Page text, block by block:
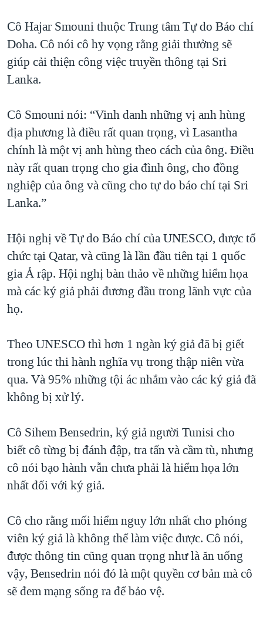
Cô Hajar Smouni thuộc Trung tâm Tự do Báo chí
Doha. Cô nói cô hy vọng rằng giải thưởng sẽ
giúp cải thiện công việc truyền thông tại Sri
Lanka.
Cô Smouni nói: “Vinh danh những vị anh hùng
địa phương là điều rất quan trọng, vì Lasantha
chính là một vị anh hùng theo cách của ông. Điều
này rất quan trọng cho gia đình ông, cho đồng
nghiệp của ông và cũng cho tự do báo chí tại Sri
Lanka.”
Hội nghị về Tự do Báo chí của UNESCO, được tổ
chức tại Qatar, và cũng là lần đầu tiên tại 1 quốc
gia Ả rập. Hội nghị bàn thảo về những hiểm họa
mà các ký giả phải đương đầu trong lãnh vực của
họ.
Theo UNESCO thì hơn 1 ngàn ký giả đã bị giết
trong lúc thi hành nghĩa vụ trong thập niên vừa
qua. Và 95% những tội ác nhắm vào các ký giả đã
không bị xử lý.
Cô Sihem Bensedrin, ký giả người Tunisi cho
biết cô từng bị đánh đập, tra tấn và cầm tù, nhưng
cô nói bạo hành vẫn chưa phải là hiểm họa lớn
nhất đối với ký giả.
Cô cho rằng mối hiểm nguy lớn nhất cho phóng
viên ký giả là không thể làm việc được. Cô nói,
được thông tin cũng quan trọng như là ăn uống
vậy, Bensedrin nói đó là một quyền cơ bản mà cô
sẽ đem mạng sống ra để bảo vệ.